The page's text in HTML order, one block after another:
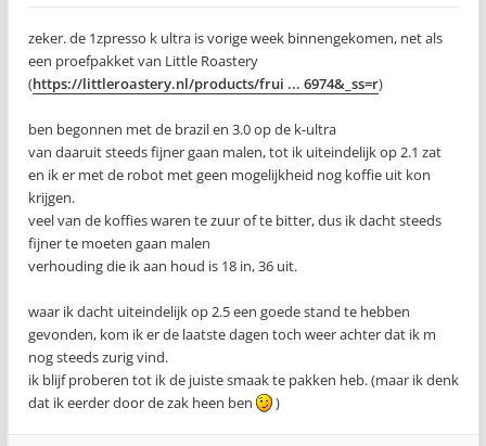
zeker. de 1zpresso k ultra is vorige week binnengekomen, net als
een proefpakket van Little Roastery
(https://littleroastery.nl/products/frui ... 6974&_ss=r)
ben begonnen met de brazil en 3.0 op de k-ultra
van daaruit steeds fijner gaan malen, tot ik uiteindelijk op 2.1 zat
en ik er met de robot met geen mogelijkheid nog koffie uit kon
krijgen.
veel van de koffies waren te zuur of te bitter, dus ik dacht steeds
fijner te moeten gaan malen
verhouding die ik aan houd is 18 in, 36 uit.
waar ik dacht uiteindelijk op 2.5 een goede stand te hebben
gevonden, kom ik er de laatste dagen toch weer achter dat ik m
nog steeds zurig vind.
ik blijf proberen tot ik de juiste smaak te pakken heb. (maar ik denk
dat ik eerder door de zak heen ben
)